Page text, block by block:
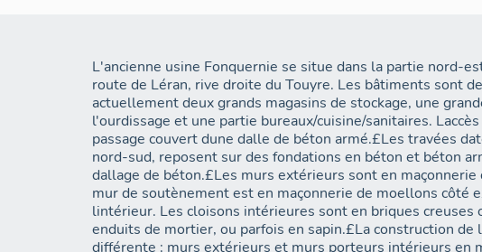
L'ancienne usine Fonquernie se situe dans la partie nord-
route de Léran, rive droite du Touyre. Les bâtiments sont
actuellement deux grands magasins de stockage, une
l'ourdissage et une partie bureaux/cuisine/sanitaires.
passage couvert dune dalle de béton armé.£Les travées
nord-sud, reposent sur des fondations en béton et béton
dallage de béton.£Les murs extérieurs sont en
mur de soutènement est en maçonnerie de moellons côté
lintérieur. Les cloisons intérieures sont en briques creuses
enduits de mortier, ou parfois en sapin.£La construction de
différente : murs extérieurs et murs porteurs intérieurs en